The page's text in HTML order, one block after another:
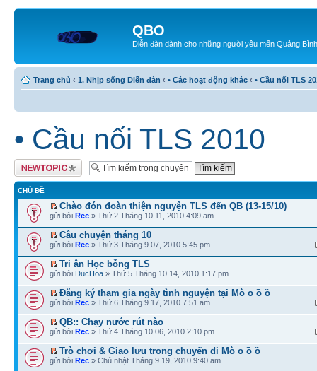
QBO
Diễn đàn dành cho những người yêu mến Quảng Bình
Trang chủ ‹ 1. Nhịp sống Diễn đàn ‹ • Các hoạt động khác ‹ • Cầu nối TLS
• Cầu nối TLS 2010
Tạo chủ đề mới
CHỦ ĐỀ
Chào đón đoàn thiện nguyện TLS đến QB (13-15/10)
gửi bởi Rec » Thứ 2 Tháng 10 11, 2010 4:09 am
Câu chuyện tháng 10
gửi bởi Rec » Thứ 3 Tháng 9 07, 2010 5:45 pm
Tri ân Học bỗng TLS
gửi bởi DucHoa » Thứ 5 Tháng 10 14, 2010 1:17 pm
Đăng ký tham gia ngày tình nguyện tại Mò o ồ ồ
gửi bởi Rec » Thứ 6 Tháng 9 17, 2010 7:51 am
QB:: Chạy nước rút nào
gửi bởi Rec » Thứ 4 Tháng 10 06, 2010 2:10 pm
Trò chơi & Giao lưu trong chuyến đi Mò o ồ ồ
gửi bởi Rec » Chủ nhật Tháng 9 19, 2010 9:40 am